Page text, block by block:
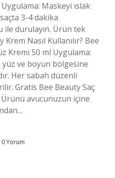
Maskeyi ıslak
3-4 dakika
durulayın. Ürün tek
Krem Nasıl Kullanılır? Bee
Kremi 50 ml Uygulama:
ve boyun bölgesine
Her sabah düzenli
Gratis Bee Beauty Saç
Ürünü avucunuzun içine
Yorum